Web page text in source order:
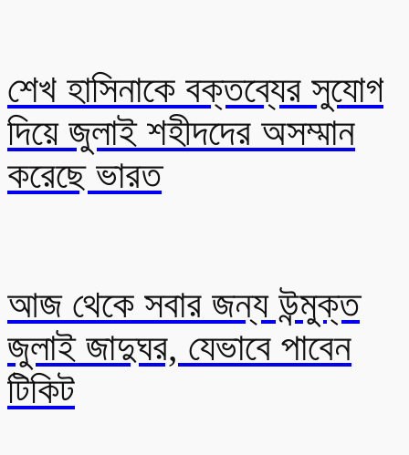
শেখ হাসিনাকে বক্তব্যের সুযোগ
দিয়ে জুলাই শহীদদের অসম্মান
করেছে ভারত
আজ থেকে সবার জন্য উন্মুক্ত
জুলাই জাদুঘর, যেভাবে পাবেন
টিকিট